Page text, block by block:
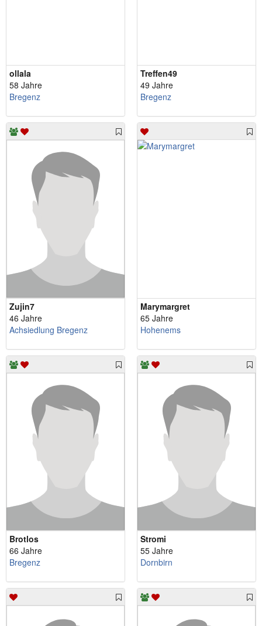
ollala
58 Jahre
Bregenz
Treffen49
49 Jahre
Bregenz
Zujin7
46 Jahre
Achsiedlung Bregenz
Marymargret
65 Jahre
Hohenems
Brotlos
66 Jahre
Bregenz
Stromi
55 Jahre
Dornbirn